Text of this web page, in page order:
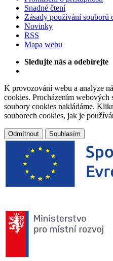
Snadné čtení
Zásady používání souborů
Novinky
RSS
Mapa webu
Sledujte nás a odebírejte
K provozování webu a analýze
cookies. Procházením webových
soubory cookies nakládáme.
souborech cookies, jak je
Odmítnout Souhlasím